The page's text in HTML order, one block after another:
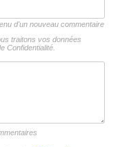
d'un nouveau commentaire
traitons vos données
Confidentialité.